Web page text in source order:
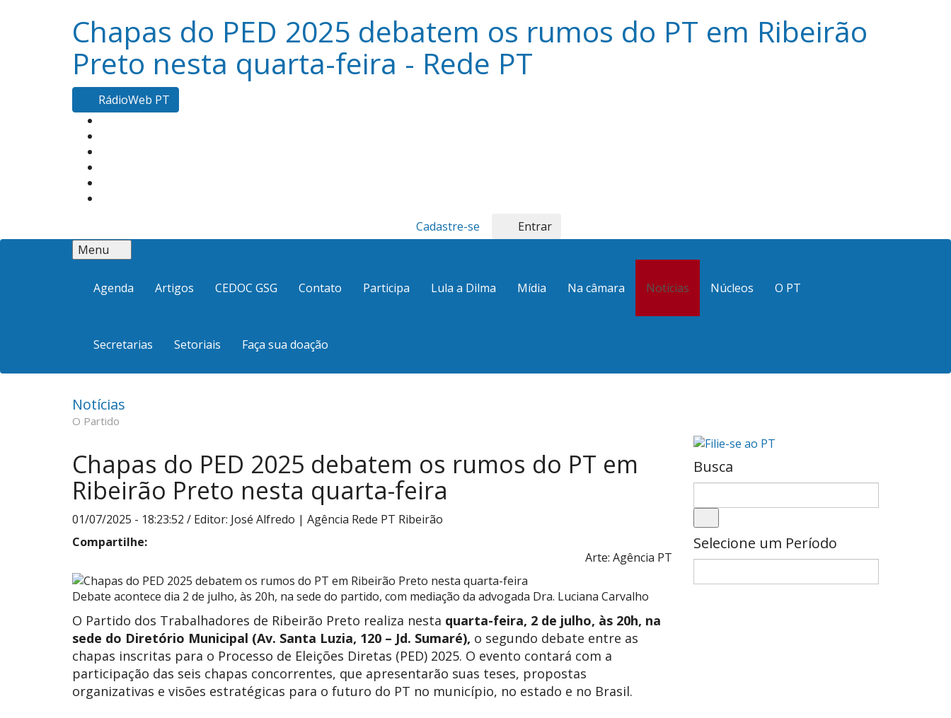
Chapas do PED 2025 debatem os rumos do PT em Ribeirão
Preto nesta quarta-feira - Rede PT
RádioWeb PT
Cadastre-se
Entrar
Menu
Agenda Artigos CEDOC GSG Contato Participa Lula a Dilma Mídia Na câmara Notícias Núcleos O PT
Secretarias Setoriais Faça sua doação
Notícias
O Partido
Chapas do PED 2025 debatem os rumos do PT em
Ribeirão Preto nesta quarta-feira
01/07/2025 - 18:23:52 / Editor: José Alfredo | Agência Rede PT Ribeirão
Compartilhe:
Arte: Agência PT
Debate acontece dia 2 de julho, às 20h, na sede do partido, com mediação da advogada Dra. Luciana Carvalho
O Partido dos Trabalhadores de Ribeirão Preto realiza nesta quarta-feira, 2 de julho, às 20h, na
sede do Diretório Municipal (Av. Santa Luzia, 120 – Jd. Sumaré), o segundo debate entre as
chapas inscritas para o Processo de Eleições Diretas (PED) 2025. O evento contará com a
participação das seis chapas concorrentes, que apresentarão suas teses, propostas
organizativas e visões estratégicas para o futuro do PT no município, no estado e no Brasil.
Busca
Selecione um Período